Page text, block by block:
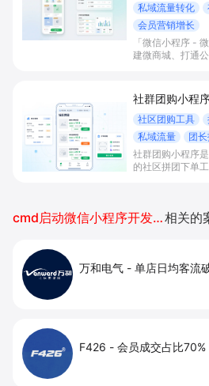
私域流量转化
会员营销增长
「微信小程序 -
建微商城、打通
收。
社群团购小程
社区团购工具
私域流量
团
社群团购小程序
的社区拼团下单
cmd启动微信小程序开发者工具相关的
万和电气 - 单店日均客流
F426 - 会员成交占比70%